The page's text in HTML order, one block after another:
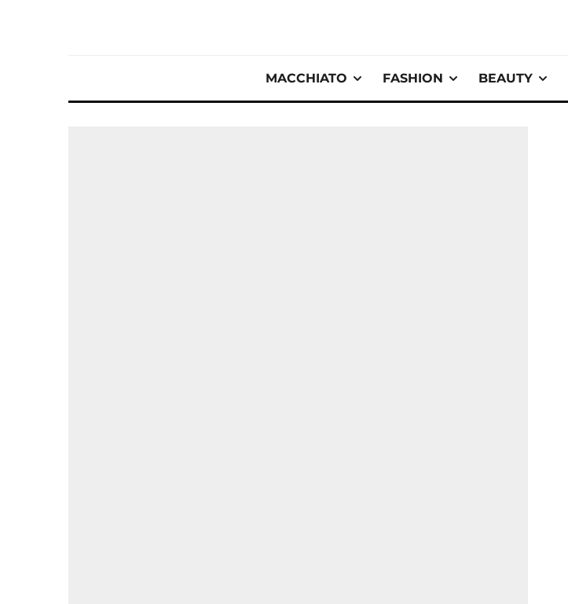
MACCHIATO FASHION BEAUTY